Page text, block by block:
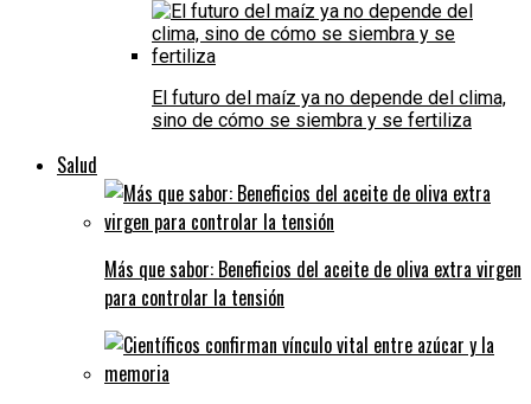
El futuro del maíz ya no depende del clima,
sino de cómo se siembra y se fertiliza
Salud
Más que sabor: Beneficios del aceite de oliva extra virgen
para controlar la tensión